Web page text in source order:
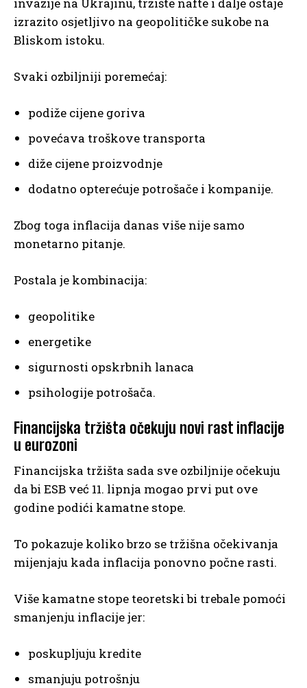
invazije na Ukrajinu, tržište nafte i dalje ostaje
izrazito osjetljivo na geopolitičke sukobe na
Bliskom istoku.
Svaki ozbiljniji poremećaj:
podiže cijene goriva
povećava troškove transporta
diže cijene proizvodnje
dodatno opterećuje potrošače i kompanije.
Zbog toga inflacija danas više nije samo
monetarno pitanje.
Postala je kombinacija:
geopolitike
energetike
sigurnosti opskrbnih lanaca
psihologije potrošača.
Financijska tržišta očekuju novi rast inflacije
u eurozoni
Financijska tržišta sada sve ozbiljnije očekuju
da bi ESB već 11. lipnja mogao prvi put ove
godine podići kamatne stope.
To pokazuje koliko brzo se tržišna očekivanja
mijenjaju kada inflacija ponovno počne rasti.
Više kamatne stope teoretski bi trebale pomoći
smanjenju inflacije jer:
poskupljuju kredite
smanjuju potrošnju